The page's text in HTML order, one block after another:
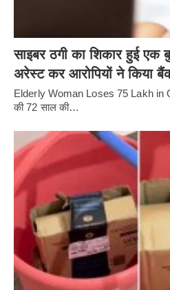
साइबर ठगी का शिकार हुई एक
अरेस्ट कर आरोपियों ने किया
Elderly Woman Loses 75 Lakh in
की 72 साल की…